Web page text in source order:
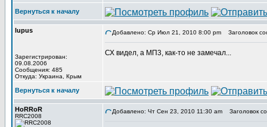
Вернуться к началу
lupus
Зарегистрирован:
09.08.2006
Сообщения: 485
Откуда: Украина, Крым
Добавлено: Ср Июл 21, 2010 8:00 pm Заголовок
СХ видел, а МП3, как-то не замечал...
Вернуться к началу
HoRRoR
RRC2008
Добавлено: Чт Сен 23, 2010 11:30 am Заголовок